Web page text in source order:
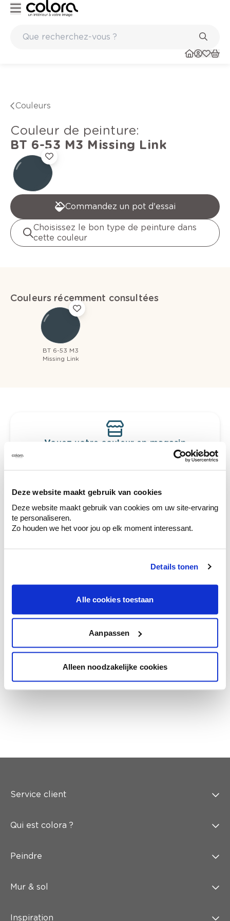
Deze website maakt gebruik van cookies
Deze website maakt gebruik van cookies om uw site-ervaring
te personaliseren.
Zo houden we het voor jou op elk moment interessant.
Details tonen
Alle cookies toestaan
Aanpassen
Alleen noodzakelijke cookies
Couleurs
Couleur de peinture:
BT 6-53 M3 Missing Link
Commandez un pot d'essai
Choisissez le bon type de peinture dans
cette couleur
Couleurs récemment consultées
BT 6-53 M3
Missing Link
Voyez votre couleur en magasin
Découvrez des échantillons de votre
votre couleur.
Obtenez des conseils personnalisés sur la
combinaison de couleurs.
Conseil couleur à domicile
en couleur.
l'éclairage et de votre mobilier.
Obtenez un contrôle technologique de vos
Service client
Qui est colora ?
Peindre
Mur & sol
Inspiration